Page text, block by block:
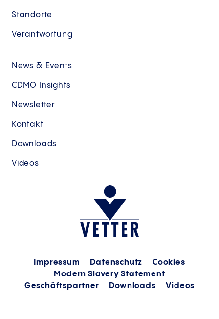
Standorte
Verantwortung
News & Events
CDMO Insights
Newsletter
Kontakt
Downloads
Videos
Impressum Datenschutz
Cookies
Modern Slavery Statement
Geschäftspartner
Downloads Videos